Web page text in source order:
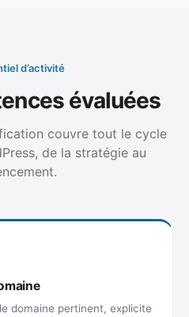
d’activité
évaluées
couvre tout le cycle
de la stratégie au
domaine pertinent, explicite